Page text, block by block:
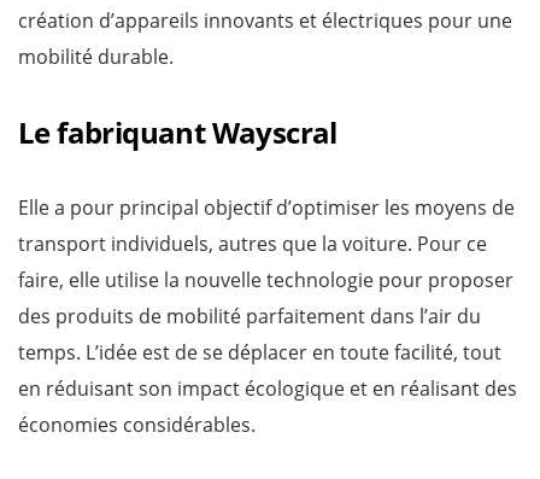
création d’appareils innovants et électriques pour une
mobilité durable.
Le fabriquant Wayscral
Elle a pour principal objectif d’optimiser les moyens de
transport individuels, autres que la voiture. Pour ce
faire, elle utilise la nouvelle technologie pour proposer
des produits de mobilité parfaitement dans l’air du
temps. L’idée est de se déplacer en toute facilité, tout
en réduisant son impact écologique et en réalisant des
économies considérables.